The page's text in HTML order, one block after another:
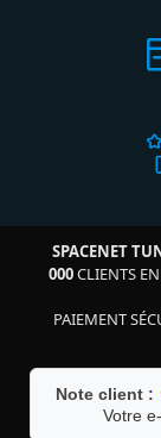
SPACENET
000CLIENTS
PAIEMENT
Note client :
Votre